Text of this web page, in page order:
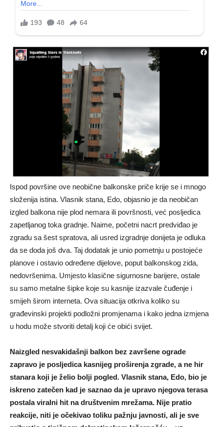
Ispod površine ove neobične balkonske priče krije se i mnogo
složenija istina. Vlasnik stana, Edo, objasnio je da neobičan
izgled balkona nije plod nemara ili površnosti, već posljedica
zapetljanog toka gradnje. Naime, početni nacrt predviđao je
zgradu sa šest spratova, ali usred izgradnje donijeta je odluka
da se doda još dva. Taj dodatak je unio pometnju u postojeće
planove i ostavio određene dijelove, poput balkonskog zida,
nedovršenima. Umjesto klasične sigurnosne barijere, ostale
su samo metalne šipke koje su kasnije izazvale čuđenje i
smijeh širom interneta. Ova situacija otkriva koliko su
građevinski projekti podložni promjenama i kako jedna izmjena
u hodu može stvoriti detalj koji će obići svijet.
Naizgled nesvakidašnji balkon bez završene ograde
zapravo je posljedica kasnijeg proširenja zgrade, a ne hir
stanara koji je želio bolji pogled. Vlasnik stana, Edo, bio je
iskreno zatečen kad je saznao da je upravo njegova terasa
postala viralni hit na društvenim mrežama. Nije pratio
reakcije, niti je očekivao toliku pažnju javnosti, ali je sve